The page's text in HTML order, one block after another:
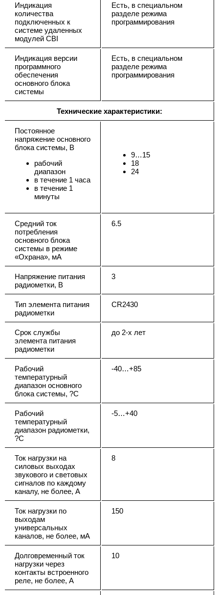
Индикация
количества
подключенных к
системе удаленных
модулей CBI
Есть, в специальном
разделе режима
программирования
Индикация версии
программного
обеспечения
основного блока
системы
Есть, в специальном
разделе режима
программирования
Технические характеристики:
Постоянное
напряжение основного
блока системы, В
рабочий
диапазон
в течение 1 часа
в течение 1
минуты
9…15
18
24
Средний ток
потребления
основного блока
системы в режиме
«Охрана», мА
6.5
Напряжение питания
радиометки, В
3
Тип элемента питания
радиометки
CR2430
Срок службы
элемента питания
радиометки
до 2-х лет
Рабочий
температурный
диапазон основного
блока системы, ?С
-40…+85
Рабочий
температурный
диапазон радиометки,
?С
-5…+40
Ток нагрузки на
силовых выходах
звукового и световых
сигналов по каждому
каналу, не более, А
8
Ток нагрузки по
выходам
универсальных
каналов, не более, мА
150
Долговременный ток
нагрузки через
контакты встроенного
реле, не более, А
10